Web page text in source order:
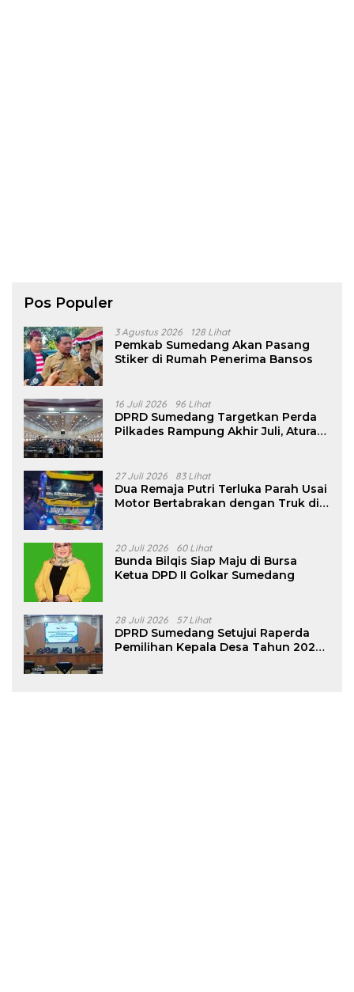
Pos Populer
3 Agustus 2026 128 Lihat
Pemkab Sumedang Akan Pasang
Stiker di Rumah Penerima Bansos
16 Juli 2026 96 Lihat
DPRD Sumedang Targetkan Perda
Pilkades Rampung Akhir Juli, Aturan
27 Juli 2026 83 Lihat
Dua Remaja Putri Terluka Parah Usai
Motor Bertabrakan dengan Truk di
20 Juli 2026 60 Lihat
Bunda Bilqis Siap Maju di Bursa
Ketua DPD II Golkar Sumedang
28 Juli 2026 57 Lihat
DPRD Sumedang Setujui Raperda
Pemilihan Kepala Desa Tahun 2026